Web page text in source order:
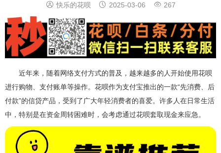
 快乐的花呗  2025-03-06  267
近年来，随着网络支付方式的普及，越来越多的人开始使用花呗
进行购物、支付账单等操作。花呗作为支付宝推出的一款“先消费、后
付款”的信贷产品，受到了广大年轻消费者的喜爱。许多人在日常生活
中，特别是在资金周转困难时，会考虑通过花呗套取现金来应急。